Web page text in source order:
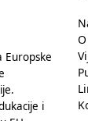
Europske
i